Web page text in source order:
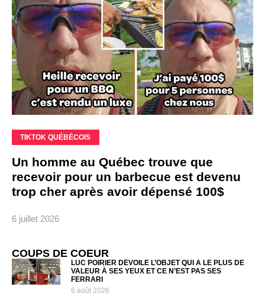
TIKTOK QUÉBÉCOIS
Un homme au Québec trouve que
recevoir pour un barbecue est devenu
trop cher après avoir dépensé 100$
6 juillet 2026
COUPS DE COEUR
LUC POIRIER DÉVOILE L’OBJET QUI A LE PLUS DE
VALEUR À SES YEUX ET CE N’EST PAS SES
FERRARI
6 août 2026